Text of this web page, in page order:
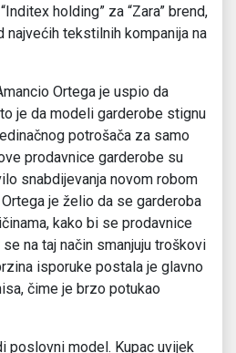
holding” za “Zara” brend,
najvećih tekstilnih kompanija na
Ortega je uspio da
je da modeli garderobe stignu
potrošača za samo
prodavnice garderobe su
snabdijevanja novom robom
je želio da se garderoba
kako bi se prodavnice
na taj način smanjuju troškovi
isporuke postala je glavno
čime je brzo potukao
poslovni model. Kupac uvijek